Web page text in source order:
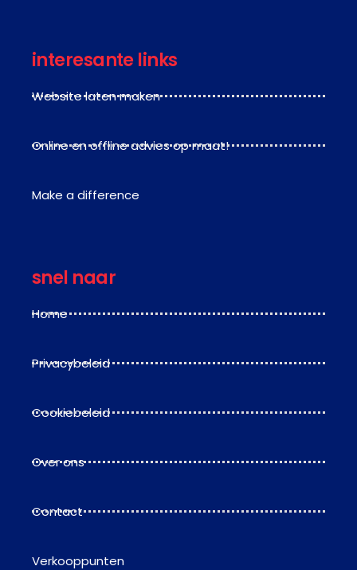
interesante links
Website laten maken
Online en offline advies op maat!
Make a difference
snel naar
Home
Privacybeleid
Cookiebeleid
Over ons
Contact
Verkooppunten